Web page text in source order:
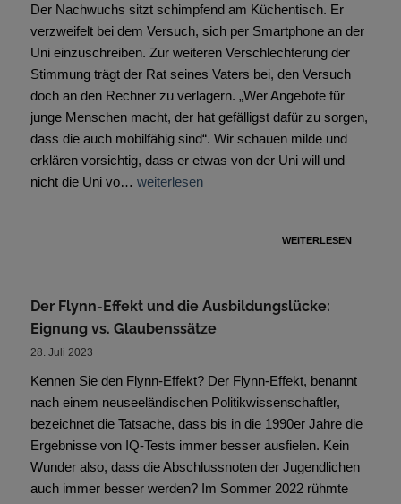
Der Nachwuchs sitzt schimpfend am Küchentisch. Er
verzweifelt bei dem Versuch, sich per Smartphone an der
Uni einzuschreiben. Zur weiteren Verschlechterung der
Stimmung trägt der Rat seines Vaters bei, den Versuch
doch an den Rechner zu verlagern. „Wer Angebote für
junge Menschen macht, der hat gefälligst dafür zu sorgen,
dass die auch mobilfähig sind“. Wir schauen milde und
erklären vorsichtig, dass er etwas von der Uni will und
nicht die Uni vo… weiterlesen
WEITERLESEN
Der Flynn-Effekt und die Ausbildungslücke:
Eignung vs. Glaubenssätze
28. Juli 2023
Kennen Sie den Flynn-Effekt? Der Flynn-Effekt, benannt
nach einem neuseeländischen Politikwissenschaftler,
bezeichnet die Tatsache, dass bis in die 1990er Jahre die
Ergebnisse von IQ-Tests immer besser ausfielen. Kein
Wunder also, dass die Abschlussnoten der Jugendlichen
auch immer besser werden? Im Sommer 2022 rühmte